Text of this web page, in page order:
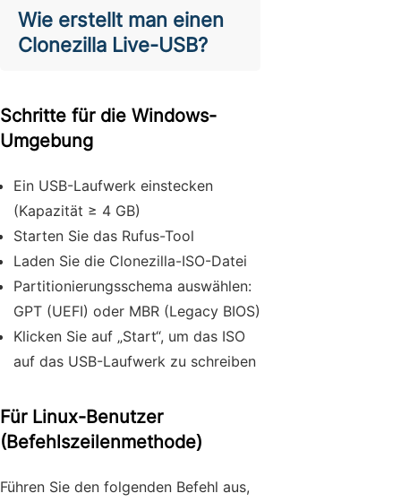
Wie erstellt man einen
Clonezilla Live-USB?
Schritte für die Windows-
Umgebung
Ein USB-Laufwerk einstecken
(Kapazität ≥ 4 GB)
Starten Sie das Rufus-Tool
Laden Sie die Clonezilla-ISO-Datei
Partitionierungsschema auswählen:
GPT (UEFI) oder MBR (Legacy BIOS)
Klicken Sie auf „Start“, um das ISO
auf das USB-Laufwerk zu schreiben
Für Linux-Benutzer
(Befehlszeilenmethode)
Führen Sie den folgenden Befehl aus,